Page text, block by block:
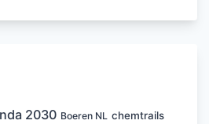
2030 Boeren NL chemtrails